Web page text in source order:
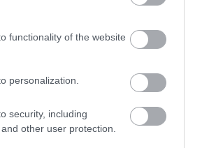
functionality of the website
personalization.
security, including
other user protection.
το χαρακτηριστικό
ο αυθεντικός
iconic μοτίβο του
Cap d’Antibes.